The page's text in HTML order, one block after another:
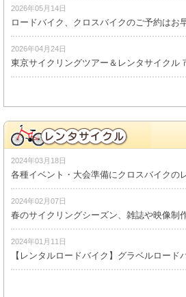
2026年05月14日
ロードバイク、クロスバイクのご予約はお
2026年04月24日
東京サイクリングツアー＆レンタサイクル
2024年03月18日
各種イベント・大会準備にクロスバイクの
2024年02月07日
春のサイクリングシーズン、雑誌や映像制
2024年01月11日
【レンタルロードバイク】グラベルロード